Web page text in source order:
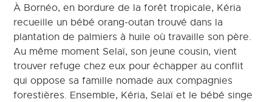
À Bornéo, en bordure de la forêt tropicale, Kéria
recueille un bébé orang-outan trouvé dans la
plantation de palmiers à huile où travaille son père.
Au même moment Selaï, son jeune cousin, vient
trouver refuge chez eux pour échapper au conflit
qui oppose sa famille nomade aux compagnies
forestières. Ensemble, Kéria, Selaï et le bébé singe